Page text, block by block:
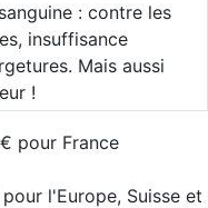
: contre les
insuffisance
Mais aussi
!
pour France
l'Europe, Suisse et